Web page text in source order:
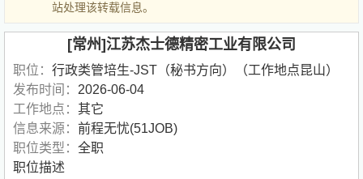
站处理该转载信息。
[常州]江苏杰士德精密工业有限公司
职位： 行政类管培生-JST（秘书方向）（工作地点昆山）
发布时间： 2026-06-04
工作地点： 其它
信息来源： 前程无忧(51JOB)
职位类型： 全职
职位描述